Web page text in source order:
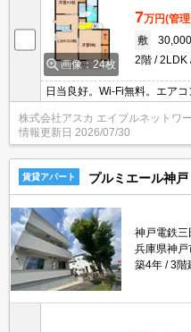
画像：24枚
7万円(管
敷
2階
2LDK
日当良好。Wi-Fi無料。エア
株式会社アスカ エイブルネットワ
情報更新日 2026/07/30
賃貸アパート プルミエール神戸
神戸電鉄
兵庫県神戸
築4年
3階